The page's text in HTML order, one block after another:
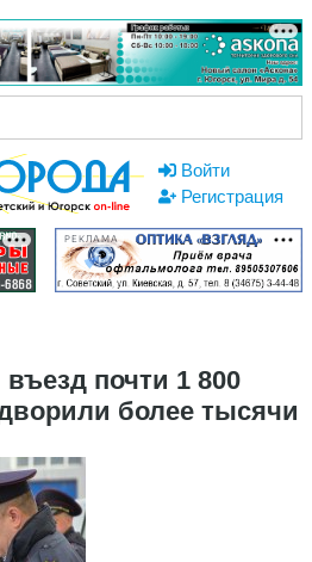
Войти
Регистрация
РЕКЛАМА
почти 1 800
более тысячи